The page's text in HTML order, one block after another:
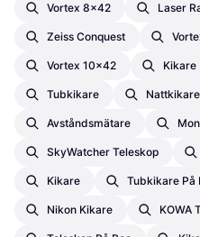
Vortex 8x42 Laser
Zeiss Conquest
Vortex 10x42 Kikare
Tubkikare Nattkikare
Avståndsmätare
SkyWatcher Teleskop
Kikare Tubkikare På
Nikon Kikare KOWA